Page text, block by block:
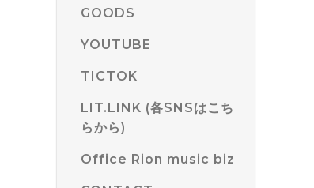
GOODS
YOUTUBE
TICTOK
LIT.LINK (各SNSはこち
らから)
Office Rion music biz